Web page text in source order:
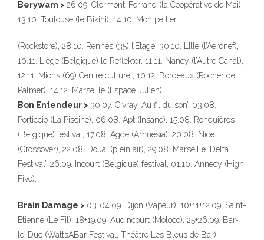
Berywam > 26.09. Clermont-Ferrand (la Coopérative de Mai),
13.10. Toulouse (le Bikini), 14.10. Montpellier
(Rockstore), 28.10. Rennes (35) l’Etage, 30.10. LIlle (l’Aeronef),
10.11. Liège (Belgique) le Reflektor, 11.11. Nancy (l’Autre Canal),
12.11. Mions (69) Centre culturel, 10.12. Bordeaux (Rocher de
Palmer), 14.12. Marseille (Espace Julien)…
Bon Entendeur > 30.07. Civray ‘Au fil du son’, 03.08.
Porticcio (La Piscine), 06.08. Apt (Insane), 15.08. Ronquières
(Belgique) festival, 17.08. Agde (Amnesia), 20.08. Nice
(Crossover), 22.08. Douai (plein air), 29.08. Marseille ‘Delta
Festival’, 26.09. Incourt (Belgique) festival, 01.10. Annecy (High
Five)…
Brain Damage > 03+04.09. Dijon (Vapeur), 10+11+12.09. Saint-
Etienne (Le Fil), 18+19.09. Audincourt (Moloco), 25+26.09. Bar-
le-Duc (WattsABar Festival, Théâtre Les Bleus de Bar),